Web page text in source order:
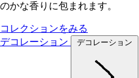
のかな香りに包まれます。
コレクションをみる
デコレーション
デコレーション